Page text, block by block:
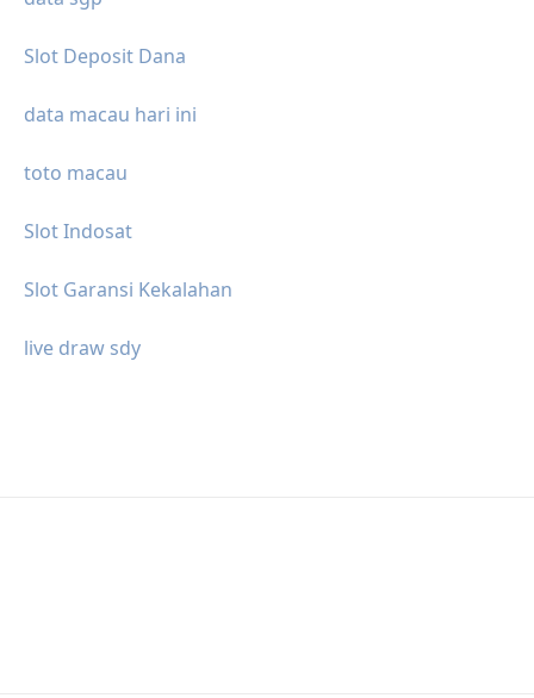
Slot Deposit Dana
data macau hari ini
toto macau
Slot Indosat
Slot Garansi Kekalahan
live draw sdy